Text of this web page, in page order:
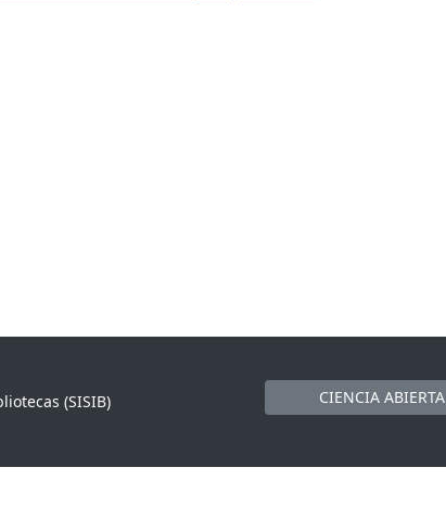
(SISIB)
CIENCIA ABIERTA